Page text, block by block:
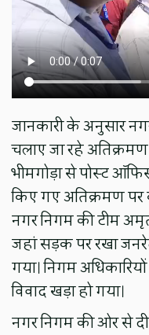
जानकारी के अनुसार नगर
चलाए जा रहे
भीमगोड़ा से पोस्ट
किए गए अतिक्रमण पर
नगर निगम की टीम
जहां सड़क पर रखा
गया। निगम
विवाद खड़ा हो गया।
नगर निगम की ओर से